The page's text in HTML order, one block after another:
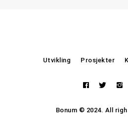
Utvikling Prosjekter
Bonum © 2024. All